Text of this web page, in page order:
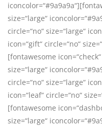
size=“large“
circle=“no“ size=“large“
icon=“gift“ circle=“no“
[fontawesome
size=“large“
circle=“no“ size=“large“
icon=“leaf“ circle=“no“
[fontawesome
size=“large“